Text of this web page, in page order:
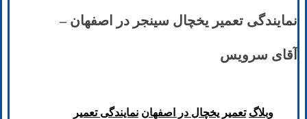
نمایندگی تعمیر یخچال سینجر در اصفهان –
آقای سرویس
وبلاگ تعمیر یخچال در اصفهان نمایندگی تعمیر